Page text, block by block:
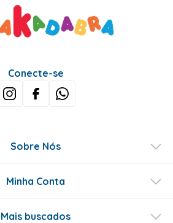
Conecte-se
Sobre Nós
Minha Conta
Mais buscados